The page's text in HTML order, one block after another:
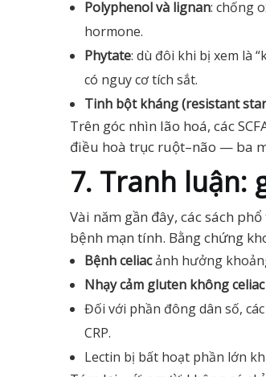
Polyphenol và lignan: chống
hormone.
Phytate: dù đôi khi bị xem là
có nguy cơ tích sắt.
Tinh bột kháng (resistant
Trên góc nhìn lão hoá, các
điều hoà trục ruột–não — ba
7. Tranh luận:
Vài năm gần đây, các sách
bệnh mạn tính. Bằng chứng
Bệnh celiacảnh hưởng
Nhạy cảm gluten không celiac
Đối với phần đông dân số,
CRP.
Lectin bị bất hoạt phần lớn